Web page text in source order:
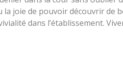
joie de pouvoir découvrir de
dans l’établissement.